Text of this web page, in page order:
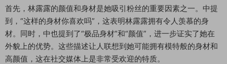
首先，林露露的颜值和身材是她吸引粉丝的重要因素之一。中提
到，“这样的身材你喜欢吗”，这表明林露露拥有令人羡慕的身
材。同时，中也提到了“极品身材”和“颜值”，进一步证实了她在
外貌上的优势。这些描述让人联想到她可能拥有模特般的身材和
高颜值，这在社交媒体上是非常受欢迎的特质。